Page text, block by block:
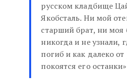
русском кладбище
Якобсталь. Ни мой
старший брат, ни моя
никогда и не узнали,
погиб и как далеко
покоятся его